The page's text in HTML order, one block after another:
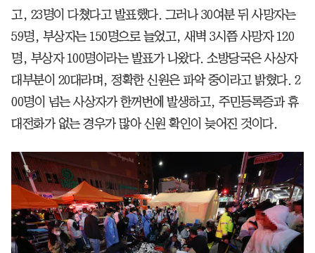
고, 23명이 다쳤다고 발표했다. 그러나 30여분 뒤 사망자는
59명, 부상자는 150명으로 늘었고, 새벽 3시쯤 사망자 120
명, 부상자 100명이라는 발표가 나왔다. 소방당국은 사상자
대부분이 20대라며, 정확한 신원은 파악 중이라고 밝혔다. 2
00명이 넘는 사상자가 한꺼번에 발생하고, 주민등록증과 휴
대전화가 없는 경우가 많아 신원 확인이 늦어진 것이다.